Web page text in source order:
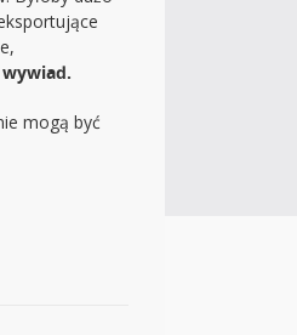
mogą być